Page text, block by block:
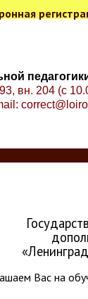
вн. 204 (с
Вас на